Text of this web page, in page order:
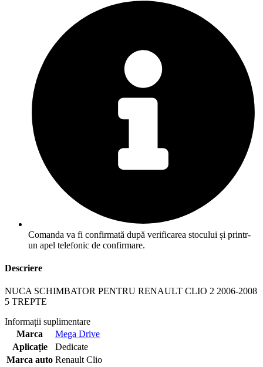
Comanda va fi confirmată după verificarea stocului și printr-
un apel telefonic de confirmare.
Descriere
NUCA SCHIMBATOR PENTRU RENAULT CLIO 2 2006-2008
5 TREPTE
Informații suplimentare
Marca
Mega Drive
Aplicație
Dedicate
Marca auto Renault Clio